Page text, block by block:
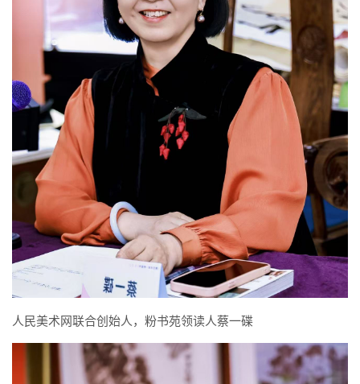
人民美术网联合创始人，粉书苑领读人蔡一碟